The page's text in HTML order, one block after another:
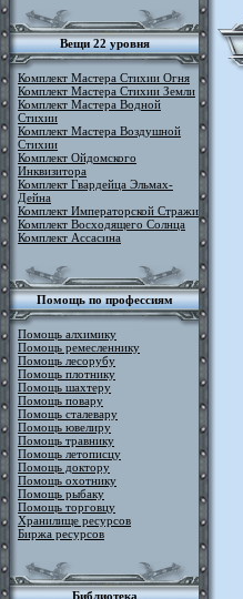
Вещи 22 уровня
Комплект Мастера Стихии Огня
Комплект Мастера Стихии Земли
Комплект Мастера Водной
Стихии
Комплект Мастера Воздушной
Стихии
Комплект Ойдомского
Инквизитора
Комплект Гвардейца Эльмах-
Дейна
Комплект Императорской Стражи
Комплект Восходящего Солнца
Комплект Ассасина
Помощь по профессиям
Помощь алхимику
Помощь ремесленнику
Помощь лесорубу
Помощь плотнику
Помощь шахтеру
Помощь повару
Помощь сталевару
Помощь ювелиру
Помощь травнику
Помощь летописцу
Помощь доктору
Помощь охотнику
Помощь рыбаку
Помощь торговцу
Хранилище ресурсов
Биржа ресурсов
Библиотека